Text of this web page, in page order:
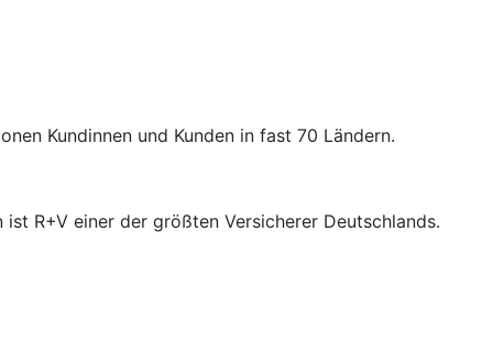
Kundinnen und Kunden in fast 70 Ländern.
R+V einer der größten Versicherer Deutschlands.